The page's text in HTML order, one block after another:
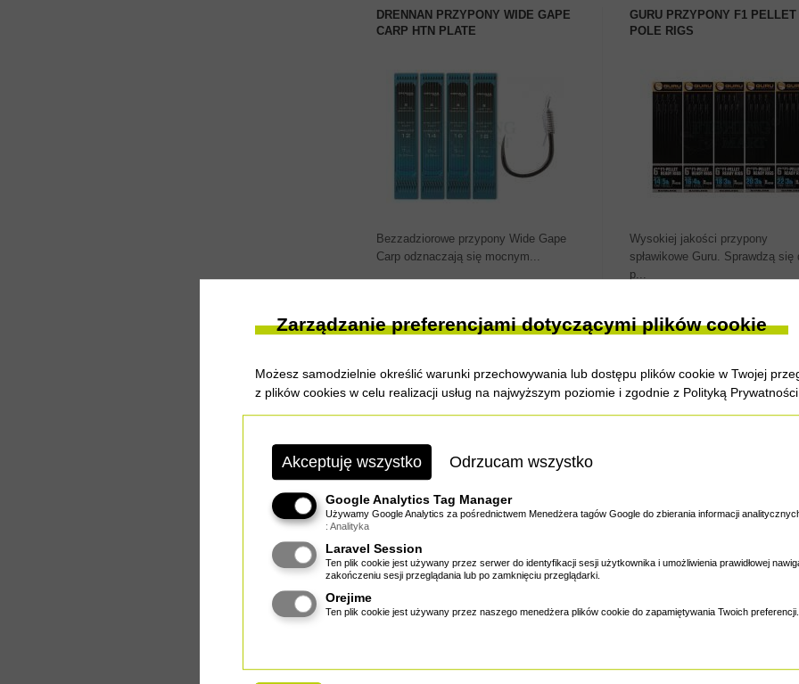
Zarządzanie preferencjami dotyczącymi plików cookie
Możesz samodzielnie określić warunki przechowywania lub dostępu plików cookie w Twojej
z plików cookies w celu realizacji usług na najwyższym poziomie i zgodnie z Polityką Prywatności
Akceptuję wszystko Odrzucam wszystko
Google Analytics Tag Manager
Używamy Google Analytics za pośrednictwem Menedżera tagów Google do zbierania informacji
: Analityka
Laravel Session
Ten plik cookie jest używany przez serwer do identyfikacji sesji użytkownika i umożliwienia prawidłowej
zakończeniu sesji przeglądania lub po zamknięciu przeglądarki.
Orejime
Ten plik cookie jest używany przez naszego menedżera plików cookie do zapamiętywania Twoich preferencji.
DRENNAN PRZYPONY WIDE GAPE
CARP HTN PLATE
ZOBACZ PRODUKT
Bezzadziorowe przypony Wide Gape
Carp odznaczają się mocnym...
GURU PRZYPONY F1 PELLET
POLE RIGS
ZOBACZ PRODUKT
Wysokiej jakości przypony
spławikowe Guru. Sprawdzą się
p...
GURU PRZYPONY XS CARP POLE
RIGS
ZOBACZ PRODUKT
spławikowe Guru. Sprawdzą się do
VMC PRZYPONY YAMAME
LOOP